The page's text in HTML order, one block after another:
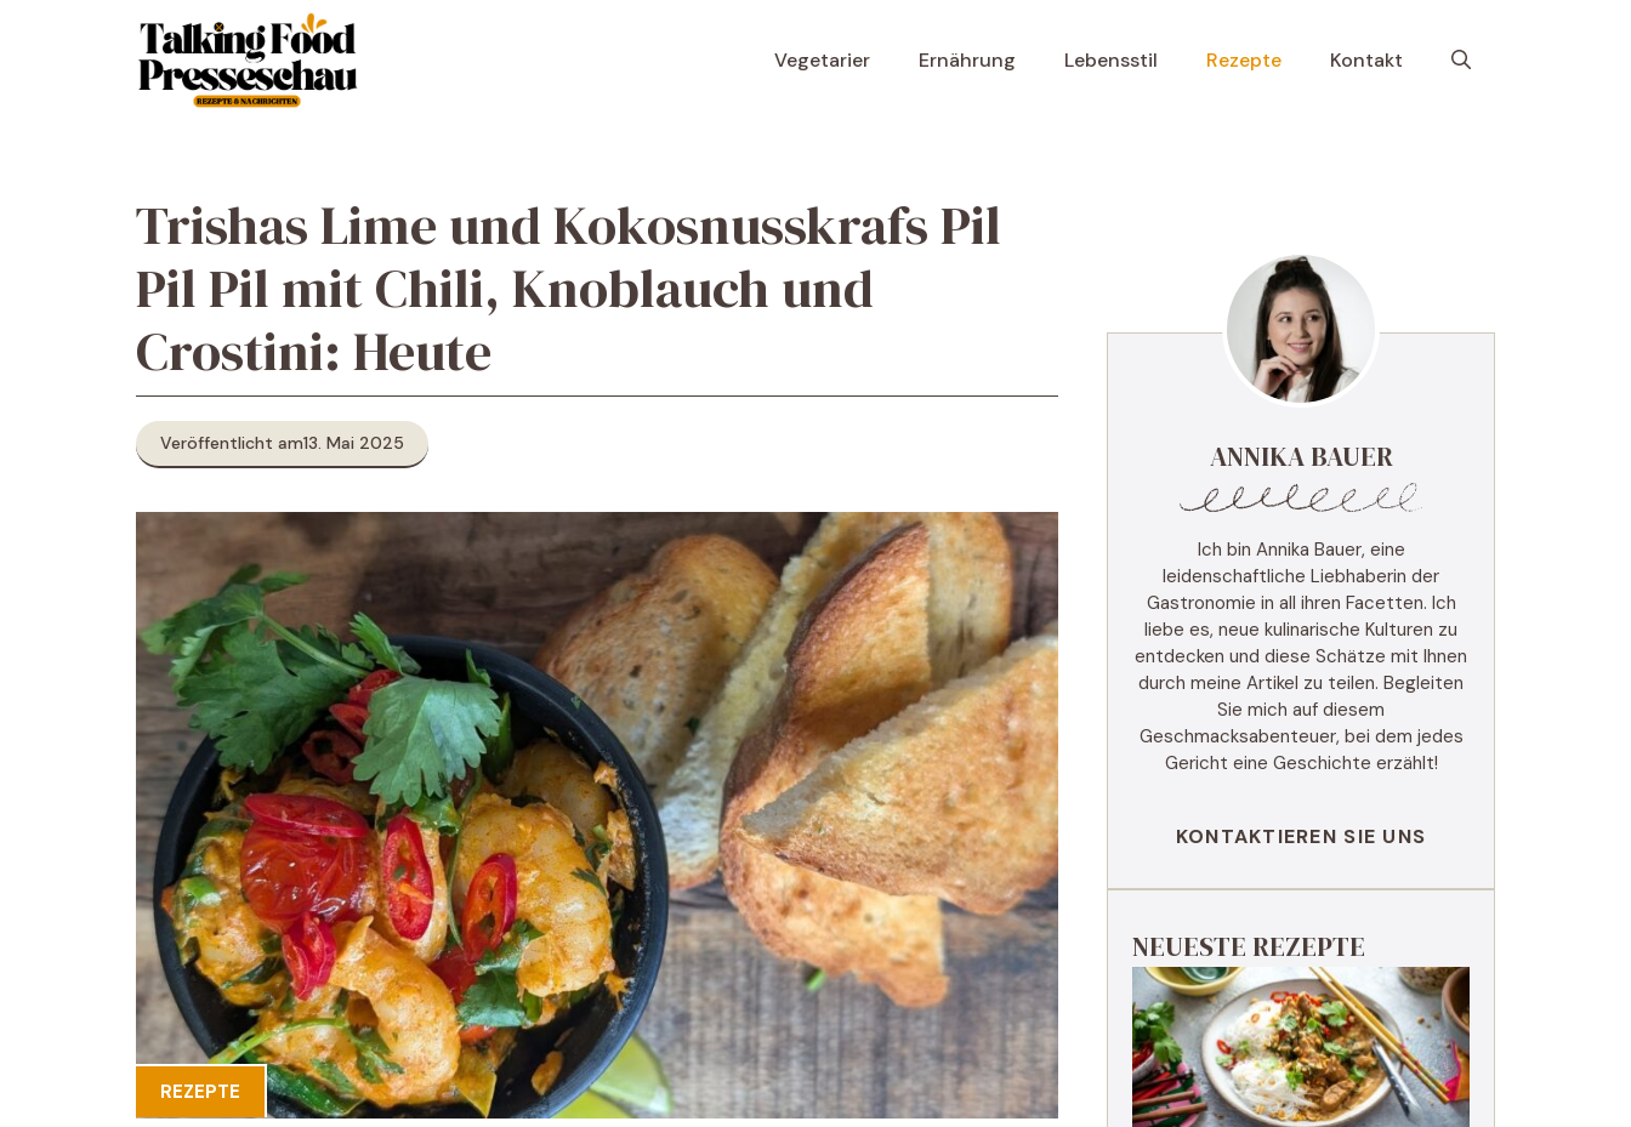
Vegetarier Ernährung Lebensstil Rezepte Kontakt
Trishas Lime und Kokosnusskrafs Pil
Pil Pil mit Chili, Knoblauch und
Crostini: Heute
Veröffentlicht am13. Mai 2025
REZEPTE
ANNIKA BAUER
Ich bin Annika Bauer, eine
leidenschaftliche Liebhaberin der
Gastronomie in all ihren Facetten. Ich
liebe es, neue kulinarische Kulturen zu
entdecken und diese Schätze mit Ihnen
durch meine Artikel zu teilen. Begleiten
Sie mich auf diesem
Geschmacksabenteuer, bei dem jedes
Gericht eine Geschichte erzählt!
KONTAKTIEREN SIE UNS
NEUESTE REZEPTE